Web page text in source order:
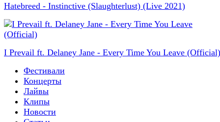
Hatebreed - Instinctive (Slaughterlust) (Live 2021)
I Prevail ft. Delaney Jane - Every Time You Leave (Official)
Фестивали
Концерты
Лайвы
Клипы
Новости